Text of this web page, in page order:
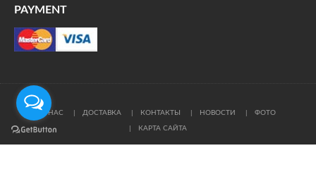
PAYMENT
О НАС ДОСТАВКА КОНТАКТЫ НОВОСТИ ФОТО
КАРТА САЙТА